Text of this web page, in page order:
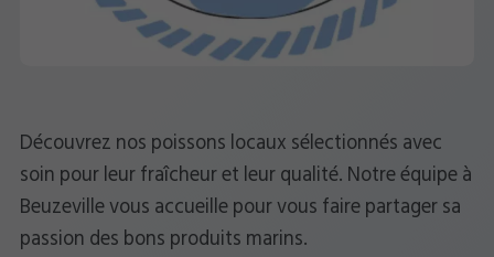
Découvrez nos poissons locaux sélectionnés avec
soin pour leur fraîcheur et leur qualité. Notre équipe à
Beuzeville vous accueille pour vous faire partager sa
passion des bons produits marins.